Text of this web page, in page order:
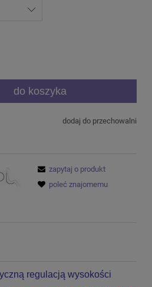
do koszyka
dodaj do przechowalni
zapytaj o produkt
poleć znajomemu
regulacją wysokości